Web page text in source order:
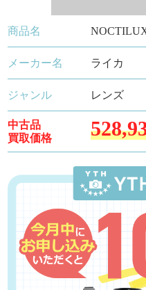
商品名
メーカー名 ライカ
ジャンル レンズ
中古品
買取価格